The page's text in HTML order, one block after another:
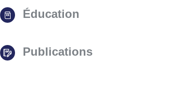
Éducation
Publications